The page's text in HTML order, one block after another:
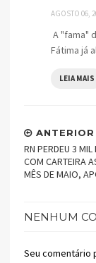
AGOSTO 06,
A "fama"
Fátima já
LEIA MAIS
ANTERIOR
RN PERDEU 3
COM CARTEIRA
MÊS DE MAIO,
NENHUM
Seu comentário